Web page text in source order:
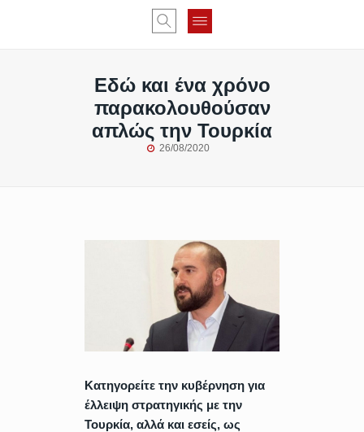
Εδώ και ένα χρόνο
παρακολουθούσαν
απλώς την Τουρκία
26/08/2020
Κατηγορείτε την κυβέρνηση για
έλλειψη στρατηγικής με την
Τουρκία, αλλά και εσείς, ως